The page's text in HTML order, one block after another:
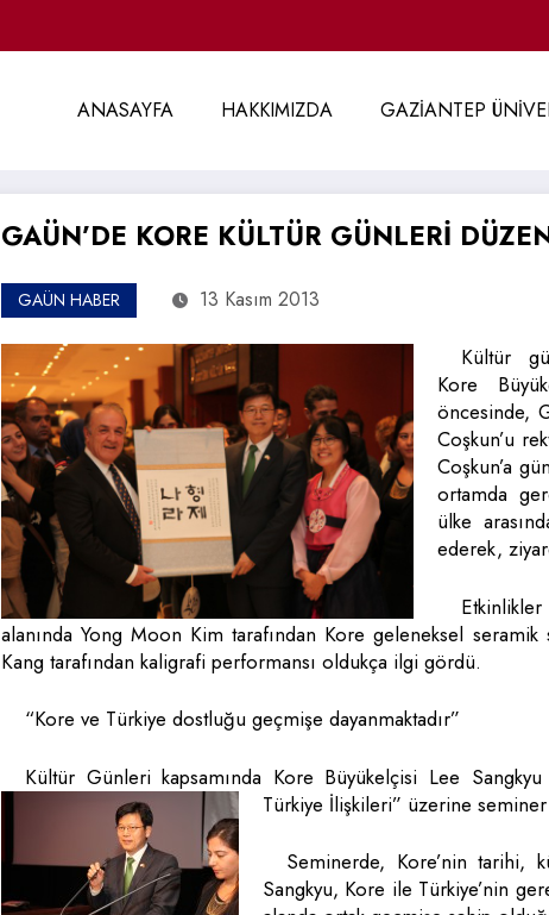
ANASAYFA HAKKIMIZDA GAZİANTEP
GAÜN’DE KORE KÜLTÜR GÜNLERİ
GAÜN HABER 13 Kasım 2013
Kültür
Kore
öncesinde,
Coşkun’u
Coşkun’a
ortamda
ülke
ederek,
alanında Yong Moon Kim tarafından Kore geleneksel
Kang tarafından kaligrafi performansı oldukça ilgi gördü.
“Kore ve Türkiye dostluğu geçmişe dayanmaktadır”
Kültür Günleri kapsamında Kore Büyükelçisi Lee
Türkiye İlişkileri” üzerine
Seminerde, Kore’nin tarihi,
Sangkyu, Kore ile Türkiye’nin